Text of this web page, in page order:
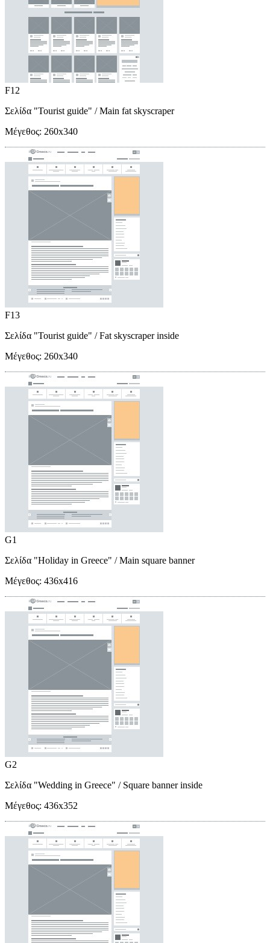
F12
Σελίδα "Tourist guide" / Main fat skyscraper
Μέγεθος: 260x340
F13
Σελίδα "Tourist guide" / Fat skyscraper inside
Μέγεθος: 260x340
G1
Σελίδα "Holiday in Greece" / Main square banner
Μέγεθος: 436x416
G2
Σελίδα "Wedding in Greece" / Square banner inside
Μέγεθος: 436x352